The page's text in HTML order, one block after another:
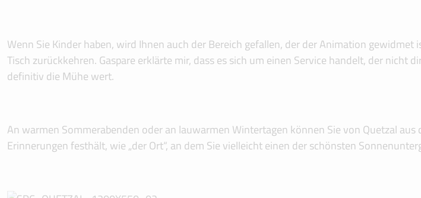
Wenn Sie Kinder haben, wird Ihnen auch der Bereich gefallen, der der Animation
Tisch zurückkehren. Gaspare erklärte mir, dass es sich um einen Service handelt, der
definitiv die Mühe wert.
An warmen Sommerabenden oder an lauwarmen Wintertagen können Sie von Quetzal
Erinnerungen festhält, wie „der Ort“, an dem Sie vielleicht einen der schönsten